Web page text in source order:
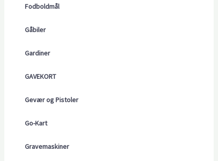
Fodboldmål
Gåbiler
Gardiner
GAVEKORT
Gevær og Pistoler
Go-Kart
Gravemaskiner